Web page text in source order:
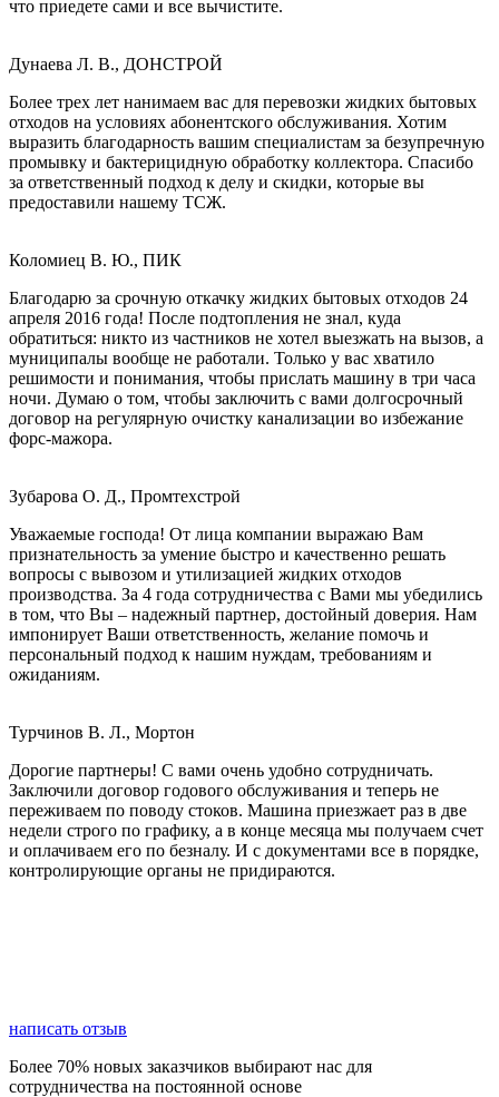
что приедете сами и все вычистите.
Дунаева Л. В., ДОНСТРОЙ
Более трех лет нанимаем вас для перевозки жидких бытовых
отходов на условиях абонентского обслуживания. Хотим
выразить благодарность вашим специалистам за безупречную
промывку и бактерицидную обработку коллектора. Спасибо
за ответственный подход к делу и скидки, которые вы
предоставили нашему ТСЖ.
Коломиец В. Ю., ПИК
Благодарю за срочную откачку жидких бытовых отходов 24
апреля 2016 года! После подтопления не знал, куда
обратиться: никто из частников не хотел выезжать на вызов, а
муниципалы вообще не работали. Только у вас хватило
решимости и понимания, чтобы прислать машину в три часа
ночи. Думаю о том, чтобы заключить с вами долгосрочный
договор на регулярную очистку канализации во избежание
форс-мажора.
Зубарова О. Д., Промтехстрой
Уважаемые господа! От лица компании выражаю Вам
признательность за умение быстро и качественно решать
вопросы с вывозом и утилизацией жидких отходов
производства. За 4 года сотрудничества с Вами мы убедились
в том, что Вы – надежный партнер, достойный доверия. Нам
импонирует Ваши ответственность, желание помочь и
персональный подход к нашим нуждам, требованиям и
ожиданиям.
Турчинов В. Л., Мортон
Дорогие партнеры! С вами очень удобно сотрудничать.
Заключили договор годового обслуживания и теперь не
переживаем по поводу стоков. Машина приезжает раз в две
недели строго по графику, а в конце месяца мы получаем счет
и оплачиваем его по безналу. И с документами все в порядке,
контролирующие органы не придираются.
написать отзыв
Более 70% новых заказчиков выбирают нас для
сотрудничества на постоянной основе